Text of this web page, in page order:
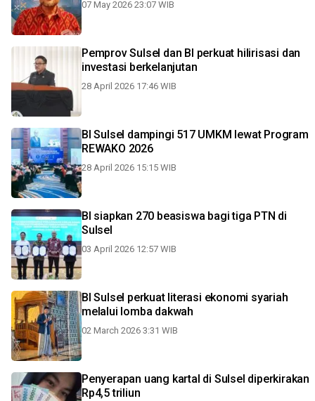
07 May 2026 23:07 WIB
Pemprov Sulsel dan BI perkuat hilirisasi dan
investasi berkelanjutan
28 April 2026 17:46 WIB
BI Sulsel dampingi 517 UMKM lewat Program
REWAKO 2026
28 April 2026 15:15 WIB
BI siapkan 270 beasiswa bagi tiga PTN di
Sulsel
03 April 2026 12:57 WIB
BI Sulsel perkuat literasi ekonomi syariah
melalui lomba dakwah
02 March 2026 3:31 WIB
Penyerapan uang kartal di Sulsel diperkirakan
Rp4,5 triliun